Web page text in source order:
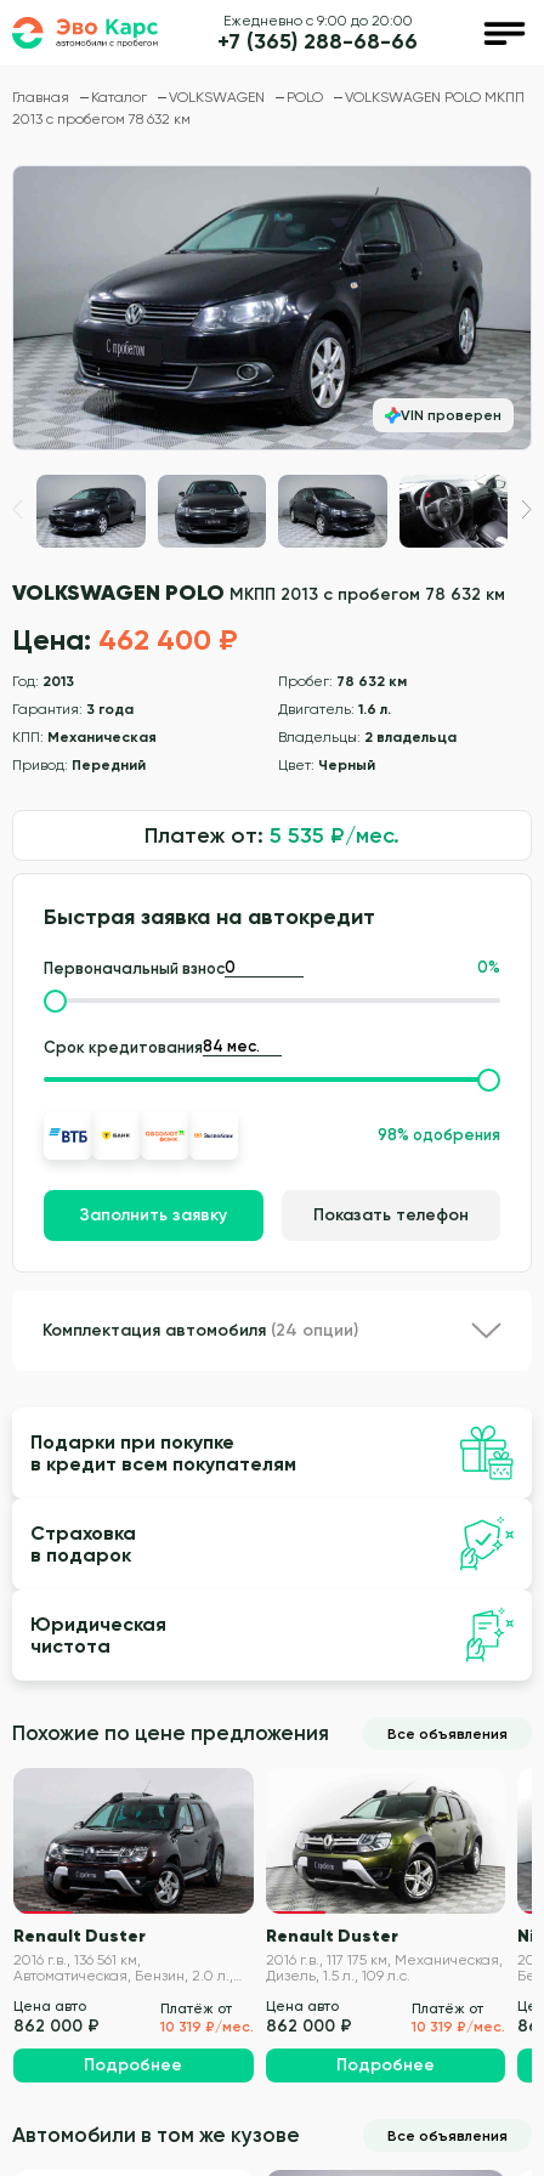
Ежедневно с 9:00 до 20:00
+7 (365) 288-68-66
Главная Каталог VOLKSWAGEN POLO
VOLKSWAGEN POLO МКПП
2013 с пробегом 78 632 км
VOLKSWAGEN POLO МКПП 2013 с пробегом 78 632 км
Цена: 462 400 ₽
Год: 2013 Пробег: 78 632 км
Гарантия: 3 года Двигатель: 1.6 л.
КПП: Механическая Владельцы: 2 владельца
Привод: Передний Цвет: Черный
Платеж от: 5 535 ₽/мес.
Быстрая заявка на автокредит
Первоначальный взнос 0%
Срок кредитования
98% одобрения
Заполнить заявку Показать телефон
VIN проверен
Комплектация автомобиля (24 опции)
Подарки при покупке
в кредит всем покупателям
Страховка
в подарок
Юридическая
чистота
Похожие по цене предложения Все объявления
VIN проверен
Renault Duster
2016 г.в., 136 561 км,
Автоматическая, Бензин, 2.0 л.,
Цена авто
862 000 ₽
Платёж от
10 319 ₽/мес.
Подробнее
VIN проверен
Renault Duster
2016 г.в., 117 175 км, Механическая,
Дизель, 1.5 л., 109 л.с.
Цена авто
862 000 ₽
Платёж от
10 319 ₽/мес.
Подробнее
Автомобили в том же кузове Все объявления